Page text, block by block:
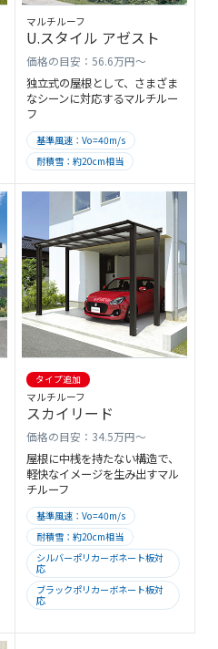
マルチルーフ
U.スタイル アゼスト
価格の目安：56.6万円～
独立式の屋根として、さまざま
なシーンに対応するマルチルー
フ
基準風速：Vo=40m/s
耐積雪：約20cm相当
タイプ追加
マルチルーフ
スカイリード
価格の目安：34.5万円～
屋根に中桟を持たない構造で、
軽快なイメージを生み出すマル
チルーフ
基準風速：Vo=40m/s
耐積雪：約20cm相当
シルバーポリカーボネート板対
応
ブラックポリカーボネート板対
応